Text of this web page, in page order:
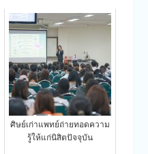
ศิษย์เก่าแพทย์ถ่ายทอดความ
รู้ให้แก่นิสิตปัจจุบัน